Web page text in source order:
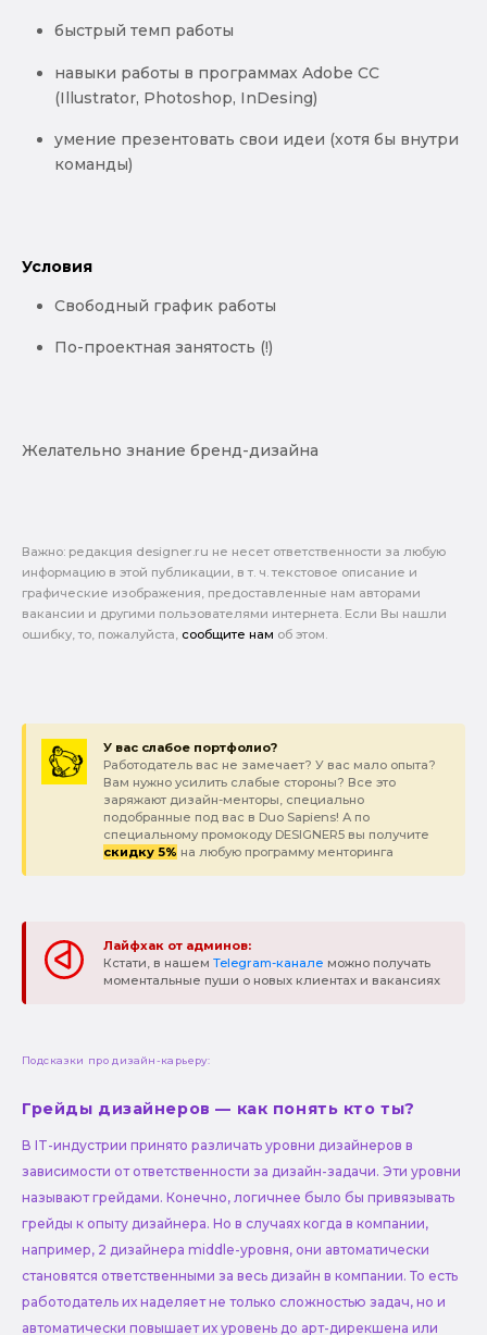
быстрый темп работы
навыки работы в программах Adobe CC
(Illustrator, Photoshop, InDesing)
умение презентовать свои идеи (хотя бы внутри
команды)
Условия
Cвободный график работы
По-проектная занятость (!)
Желательно знание бренд-дизайна
Важно: pедакция designer.ru не несет ответственности за любую
информацию в этой публикации, в т. ч. текстовое описание и
графические изображения, предоставленные нам авторами
вакансии и другими пользователями интернета. Если Вы нашли
ошибку, то, пожалуйста, сообщите нам об этом.
У вас слабое портфолио?
Работодатель вас не замечает? У вас мало опыта?
Вам нужно усилить слабые стороны? Все это
заряжают дизайн-менторы, специально
подобранные под вас в Duo Sapiens! А по
специальному промокоду DESIGNER5 вы получите
скидку 5% на любую программу менторинга
Лайфхак от админов:
Кстати, в нашем Telegram-канале можно получать
моментальные пуши о новых клиентах и вакансиях
Подсказки про дизайн-карьеру:
Грейды дизайнеров — как понять кто ты?
В IT-индустрии принято различать уровни дизайнеров в
зависимости от ответственности за дизайн-задачи. Эти уровни
называют грейдами. Конечно, логичнее было бы привязывать
грейды к опыту дизайнера. Но в случаях когда в компании,
например, 2 дизайнера middle-уровня, они автоматически
становятся ответственными за весь дизайн в компании. То есть
работодатель их наделяет не только сложностью задач, но и
автоматически повышает их уровень до арт-дирекшена или